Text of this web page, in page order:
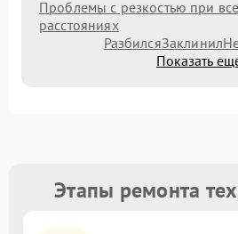
Проблемы с резкостью при
расстояниях
РазбилсяЗаклинил
Показать
Этапы ремонта